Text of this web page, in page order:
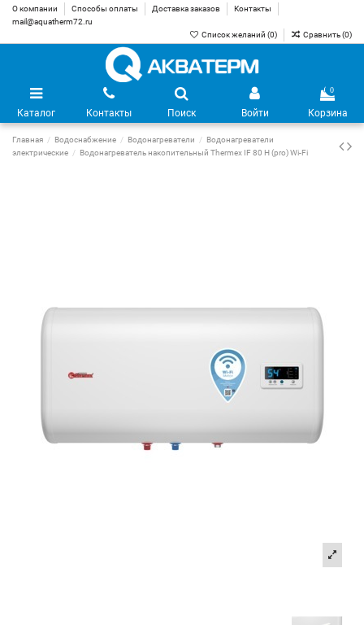
О компании Способы оплаты Доставка заказов
Контакты
mail@aquatherm72.ru
Список желаний (0) Сравнить (0)
Каталог Контакты Поиск Войти
0
Корзина
Главная Водоснабжение Водонагреватели
Водонагреватели
электрические
Водонагреватель накопительный Thermex IF 80 H (pro) Wi-Fi